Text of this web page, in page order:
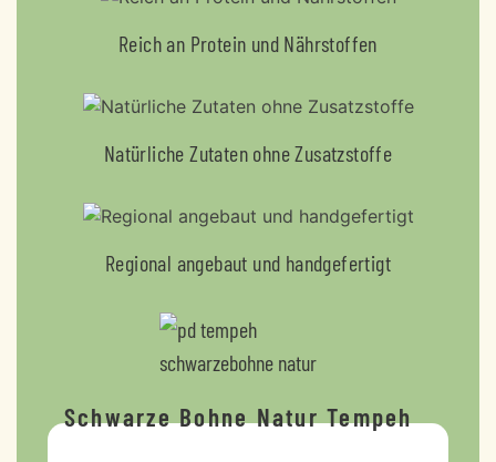
Reich an Protein und Nährstoffen
Natürliche Zutaten ohne Zusatzstoffe
Regional angebaut und handgefertigt
Schwarze Bohne Natur Tempeh